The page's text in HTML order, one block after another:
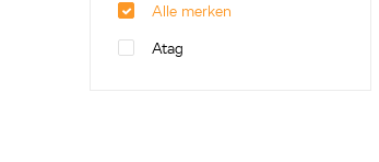
Alle merken
Atag